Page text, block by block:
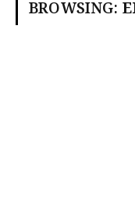
BROWSING: